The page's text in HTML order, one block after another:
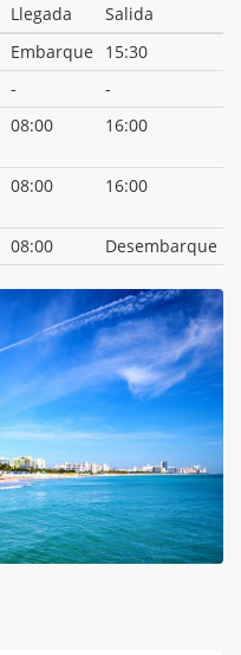
Llegada
Salida
Embarque
15:30
-
-
08:00 16:00
08:00 16:00
08:00 Desembarque